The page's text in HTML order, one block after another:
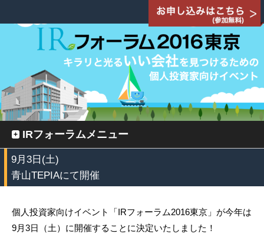
IRフォーラムメニュー
9月3日(土)
青山TEPIAにて開催
個人投資家向けイベント「IRフォーラム2016東京」が今年は
9月3日（土）に開催することに決定いたしました！